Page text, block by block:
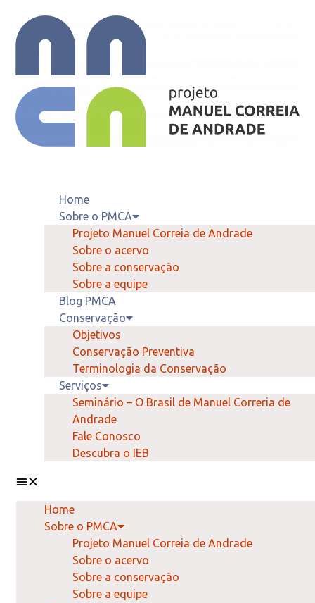
Home
Sobre o PMCA
Projeto Manuel Correia de Andrade
Sobre o acervo
Sobre a conservação
Sobre a equipe
Blog PMCA
Conservação
Objetivos
Conservação Preventiva
Terminologia da Conservação
Serviços
Seminário – O Brasil de Manuel Correria de
Andrade
Fale Conosco
Descubra o IEB
Home
Sobre o PMCA
Projeto Manuel Correia de Andrade
Sobre o acervo
Sobre a conservação
Sobre a equipe